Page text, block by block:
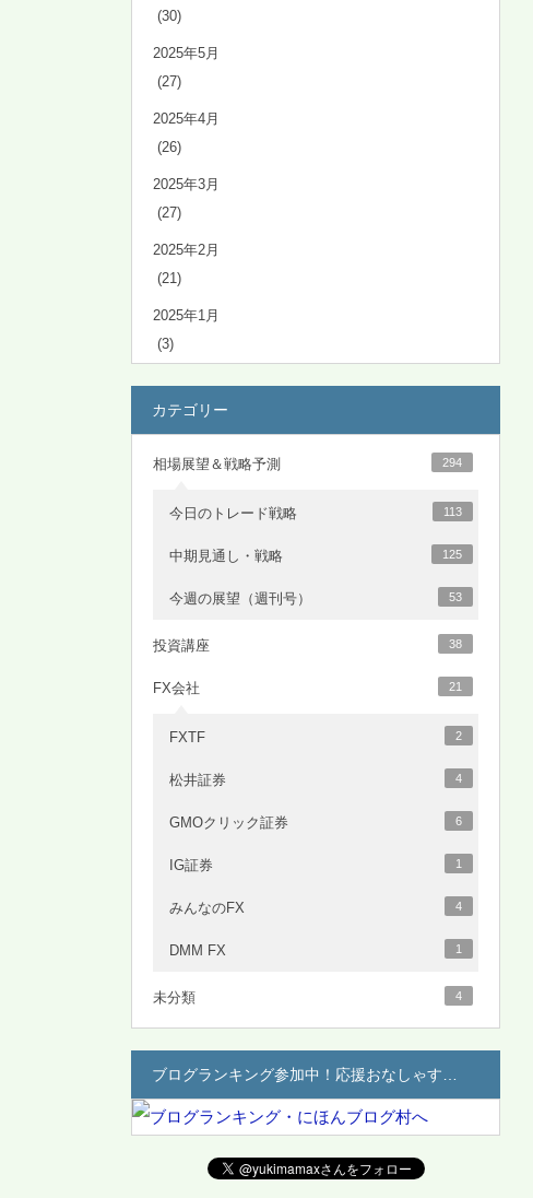
(30)
2025年5月
(27)
2025年4月
(26)
2025年3月
(27)
2025年2月
(21)
2025年1月
(3)
カテゴリー
相場展望＆戦略予測 294
今日のトレード戦略 113
中期見通し・戦略 125
今週の展望（週刊号） 53
投資講座 38
FX会社 21
FXTF 2
松井証券 4
GMOクリック証券 6
IG証券 1
みんなのFX 4
DMM FX 1
未分類 4
ブログランキング参加中！応援おなしゃす…